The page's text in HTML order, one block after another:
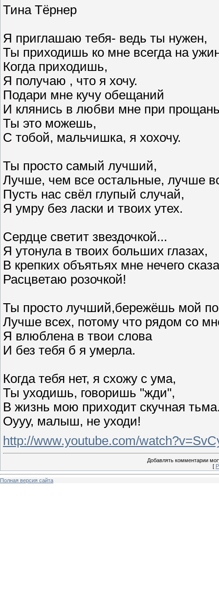
Тина Тёрнер
Я приглашаю тебя- ведь ты нужен,
Ты приходишь ко мне всегда на
Когда приходишь,
Я получаю , что я хочу.
Подари мне кучу обещаний
И клянись в любви мне при
Ты это можешь,
С тобой, мальчишка, я хохочу.
Ты просто самый лучший,
Лучше, чем все остальные, лучше
Пусть нас свёл глупый случай,
Я умру без ласки и твоих утех.
Сердце светит звездочкой...
Я утонула в твоих больших глазах,
В крепких объятьях мне нечего
Расцветаю розочкой!
Ты просто лучший,бережёшь мой
Лучше всех, потому что рядом со
Я влюблена в твои слова
И без тебя б я умерла.
Когда тебя нет, я схожу с ума,
Ты уходишь, говоришь "жди",
В жизнь мою приходит скучная
Оууу, малыш, не уходи!
http://www.youtube.com/
Добавлять комментарии
[
Полная версия сайта